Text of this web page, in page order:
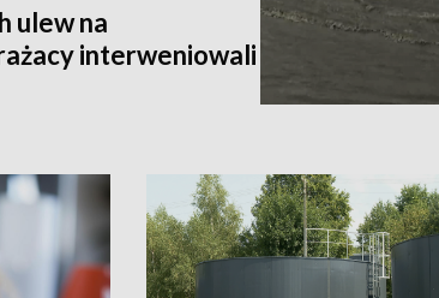
ulew na
interweniowali